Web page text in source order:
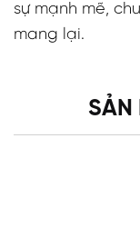
sự mạnh mẽ,
mang lại.
SẢN